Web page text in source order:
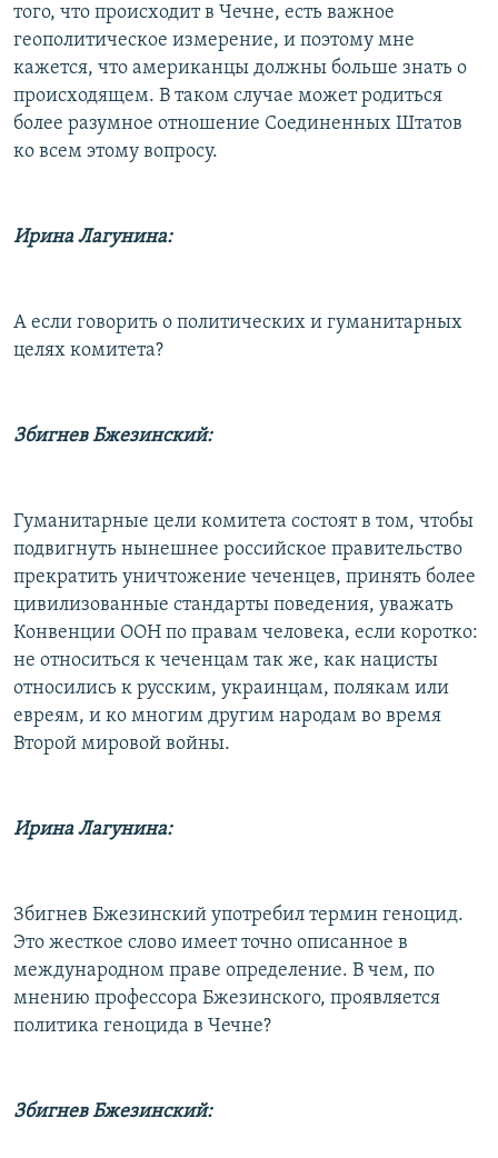
того, что происходит в Чечне, есть важное
геополитическое измерение, и поэтому мне
кажется, что американцы должны больше знать о
происходящем. В таком случае может родиться
более разумное отношение Соединенных Штатов
ко всем этому вопросу.
Ирина Лагунина:
А если говорить о политических и гуманитарных
целях комитета?
Збигнев Бжезинский:
Гуманитарные цели комитета состоят в том, чтобы
подвигнуть нынешнее российское правительство
прекратить уничтожение чеченцев, принять более
цивилизованные стандарты поведения, уважать
Конвенции ООН по правам человека, если коротко:
не относиться к чеченцам так же, как нацисты
относились к русским, украинцам, полякам или
евреям, и ко многим другим народам во время
Второй мировой войны.
Ирина Лагунина:
Збигнев Бжезинский употребил термин геноцид.
Это жесткое слово имеет точно описанное в
международном праве определение. В чем, по
мнению профессора Бжезинского, проявляется
политика геноцида в Чечне?
Збигнев Бжезинский: